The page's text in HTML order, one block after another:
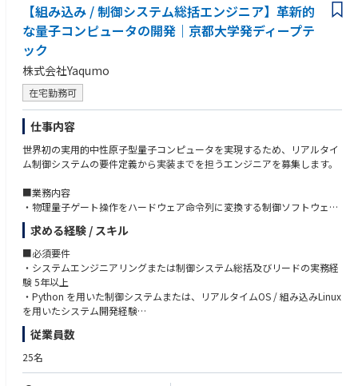
全社IT/DX戦略に基づき、東京エレクトロングループの半導体製造装置に関
する開発、品質、サービス・サポート、製品ライフサイクルにおけるそれ
ぞれの履歴情報を収集蓄積しナレッジ化をおこなうための情報蓄積・共有
基盤の企画・開発デリバリー・運用保守を担います。
以下の様なご経験があると入社後のオンボーディングがスムーズですが、
未経験でも問題ありません。
■Webアプリケーションの構築・運用経験
・IIS系でのWebサービスの構築
・Java/C＃等のプログラミング知識
・Azure/AWS/GCP等のIaaS/PaaS構築経験
・ネットワークに関する基本知識
・情報セキュリティマネジメントの基本知識
■AI関連：
・RAG構築(ベクター化、チャンク等ノウハウ)
・AIエージェントの業務適用
※いずれも規模、役割、期間問わず。業種問わず製造業以外でも可
・アフターサービス業務におけるナレッジDB・検索システムの構築経験
・品証業務の経験
・製品設計、開発、量産化の経験（エレキ、メカ等領域問わず）
■その他：
・プロジェクト中断の意思決定
【組み込み / 制御システム総括エンジニア】革新的
な量子コンピュータの開発｜京都大学発ディープテ
ック
株式会社Yaqumo
在宅勤務可
仕事内容
世界初の実用的中性原子型量子コンピュータを実現するため、リアルタイ
ム制御システムの要件定義から実装までを担うエンジニアを募集します。
■業務内容
・物理量子ゲート操作をハードウェア命令列に変換する制御ソフトウェア
の要件定義・仕様設計・実装
・レーザー・カメラ・波形発生器（AWG）・空間光変調器（SLM）など各
機器とのインターフェース設計
・量子物理実験チーム・海外エンジニアとの技術折衝・仕様すり合わせお
よびドキュメント整備
・既存制御システムのアーキテクチャ理解・整理と、量子プロセッサ実機
への統合設計支援
求める経験 / スキル
■必須要件
・システムエンジニアリングまたは制御システム総括及びリードの実務経
験 5年以上
・Python を用いた制御システムまたは、リアルタイムOS / 組み込みLinux
を用いたシステム開発経験
・要件定義・インターフェース仕様書の作成経験（複数モジュール連携シ
ステム）
・ビジネスレベルの英語力（グローバルチームとの技術コミュニケーショ
・未知ドメインの技術論文・仕様書を自力でキャッチアップできる学習姿
従業員数
25名